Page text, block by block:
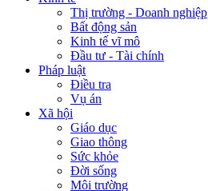
Thị trường - Doanh nghiệp
Bất động sản
Kinh tế vĩ mô
Đầu tư - Tài chính
Pháp luật
Điều tra
Vụ án
Xã hội
Giáo dục
Giao thông
Sức khỏe
Đời sống
Môi trường